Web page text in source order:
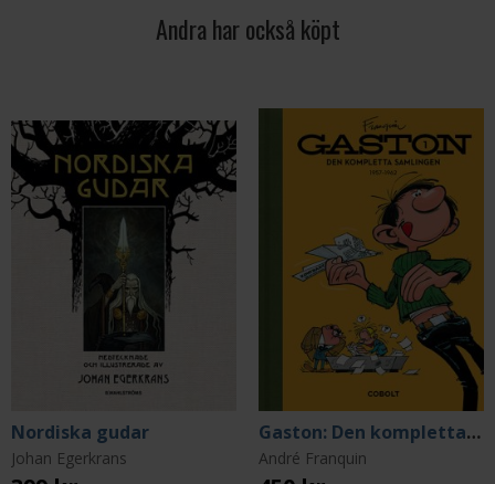
Andra har också köpt
Nordiska gudar
Johan Egerkrans
Gaston: Den kompletta samlingen 1
André Franquin